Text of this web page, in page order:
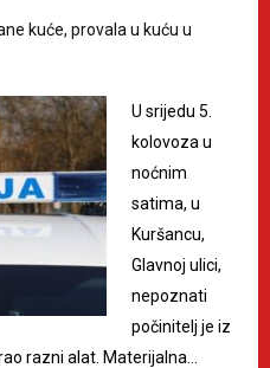
kuće, provala u kuću u
U srijedu 5.
kolovoza u
noćnim
satima, u
Kuršancu,
Glavnoj ulici,
nepoznati
počinitelj je iz
razni alat. Materijalna…